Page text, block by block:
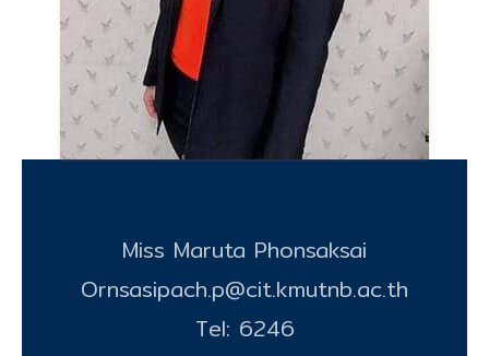
Miss Maruta Phonsaksai
Ornsasipach.p@cit.kmutnb.ac.th
Tel: 6246